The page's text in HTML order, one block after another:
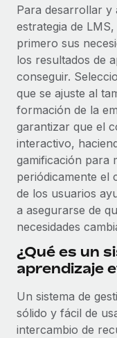
Conecta
mediante
Integraciones
Optimiza los
esenciales.
SERVICIOS
Pregunta a un
Obtén ayuda de
y cumplimiento
Simplifica los
Cumplimiento
Adelántate a los
normativo.
Socios
Integra la
plataforma de
Asociarse
Descubre
Remote Build
Consultoría de
CASOS
Eventos
Sala de prensa
Información
Centro de
Obtén ayuda
Consulta todos
BLOG
Nómina global
EOR y PEO
Contractor
Impuestos
中文（简体）
Para desarrollar y
estrategia de
primero sus
los resultados de
conseguir.
que se ajuste al
formación de la
garantizar que el
interactivo,
gamificación para
periódicamente el
de los usuarios
a asegurarse de
necesidades
¿Qué es un
aprendizaje
Un sistema de
sólido y fácil de
intercambio de